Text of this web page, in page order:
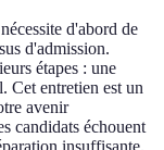
nécessite d'abord de
d'admission.
étapes : une
Cet entretien est un
avenir
candidats échouent
insuffisante.